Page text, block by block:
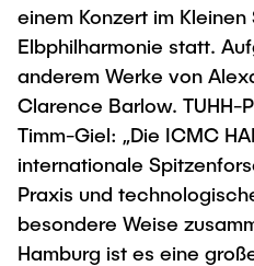
einem Konzert im Kleinen
Elbphilharmonie statt.
anderem Werke von
Clarence Barlow. TUHH-
Timm-Giel: „Die ICMC
internationale
Praxis und
besondere Weise
Hamburg ist es eine